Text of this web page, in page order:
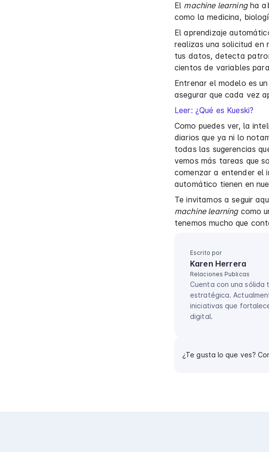
El machine learningha
como la medicina,
El aprendizaje
realizas una solicitud en
tus datos, detecta
cientos de variables
Entrenar el modelo es
asegurar que cada vez
Leer: ¿Qué es Kueski?
Como puedes ver, la
diarios que ya ni lo
todas las sugerencias
vemos más tareas que
comenzar a entender el
automático tienen en
Te invitamos a seguir
machine learningcomo
tenemos mucho que
Escrito por
Karen Herrera
Relaciones Publicas
Cuenta con una sólida
estratégica.
iniciativas que
digital.
¿Te gusta lo que ves?